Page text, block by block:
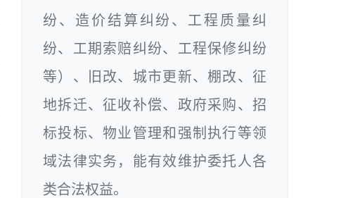
纷、造价结算纠纷、工程质量纠
纷、工期索赔纠纷、工程保修纠纷
等）、旧改、城市更新、棚改、征
地拆迁、征收补偿、政府采购、招
标投标、物业管理和强制执行等领
域法律实务，能有效维护委托人各
类合法权益。